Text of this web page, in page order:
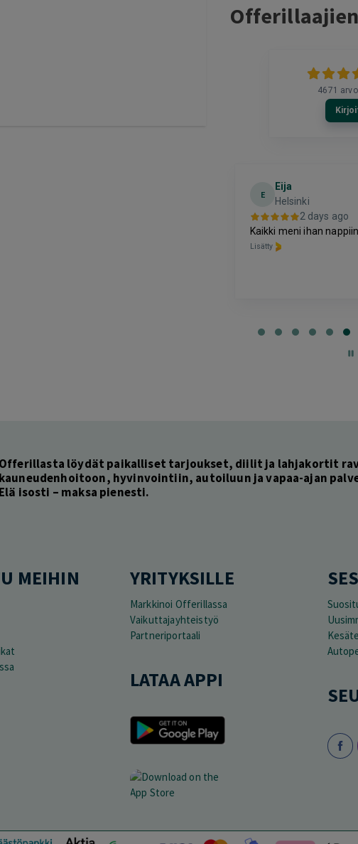
4671
E
Eija
Helsinki
2 days ago
Kaikki meni ihan
Lisätty
Offerillasta löydät paikalliset tarjoukset, diilit ja lahjakortit
kauneudenhoitoon, hyvinvointiin, autoiluun ja vapaa-ajan
Elä isosti – maksa pienesti.
MEIHIN YRITYKSILLE
Markkinoi Offerillassa
Vaikuttajayhteistyö
Partneriportaali
LATAA APPI